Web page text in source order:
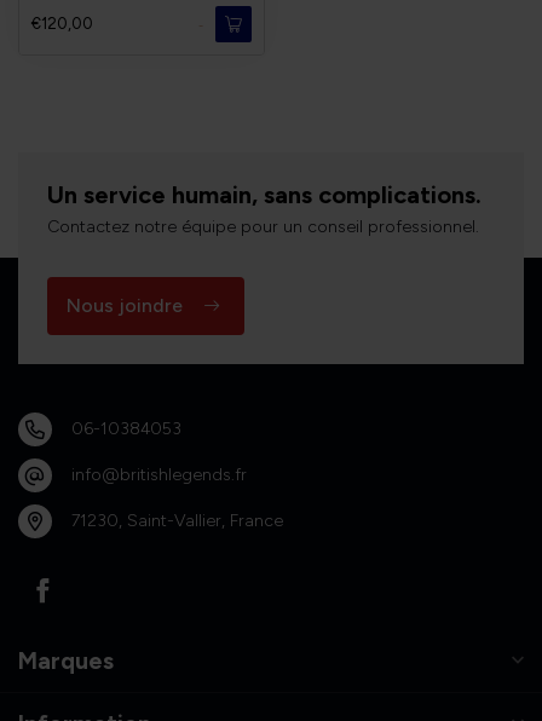
€120,00 -
Un service humain, sans complications.
Contactez notre équipe pour un conseil professionnel.
Nous joindre
06-10384053
info@britishlegends.fr
71230, Saint-Vallier, France
Marques